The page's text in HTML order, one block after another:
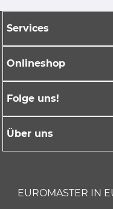
Services
Onlineshop
Folge uns!
Über uns
EUROMASTER IN